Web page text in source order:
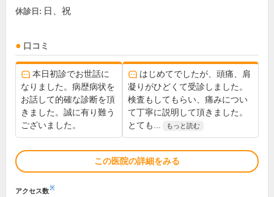
休診日: 日、祝
口コミ
本日初診でお世話に
なりました。病歴病状を
お話して的確な診断を頂
きました。誠に有り難う
ございました。
はじめてでしたが、頭痛、肩
凝りがひどくて受診しました。
検査もしてもらい、痛みについ
て丁寧に説明して頂きました。
とても...
もっと読む
この医院の詳細をみる
アクセス数※